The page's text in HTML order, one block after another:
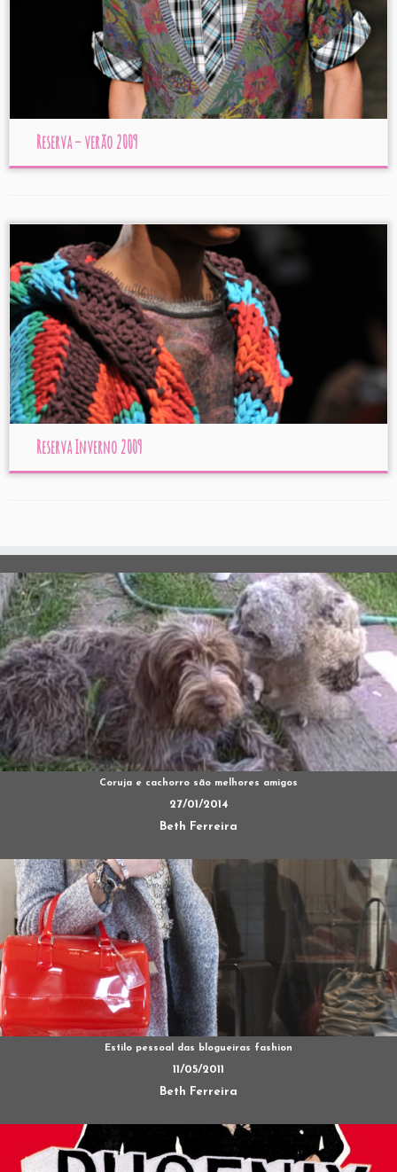
Reserva – verão 2009
Reserva Inverno 2009
Coruja e cachorro são melhores amigos
27/01/2014
Beth Ferreira
Estilo pessoal das blogueiras fashion
11/05/2011
Beth Ferreira